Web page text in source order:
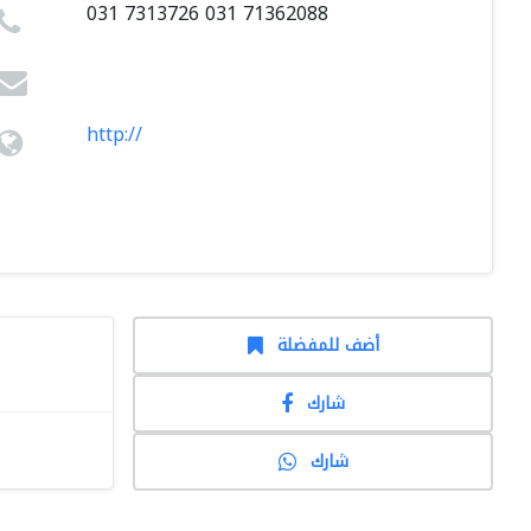
031 7313726 031 71362088
http://
أضف للمفضلة
شارك
شارك